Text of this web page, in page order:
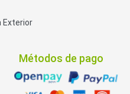
Exterior
Métodos de pago